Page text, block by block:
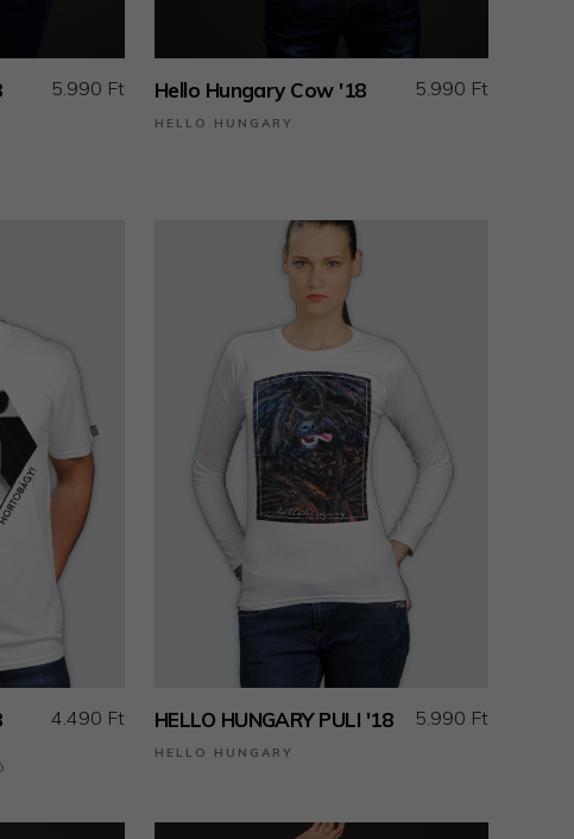
5.990 Ft Hello Hungary Cow '18
HELLO HUNGARY
5.990 Ft
4.490 Ft HELLO HUNGARY PULI '18
HELLO HUNGARY
5.990 Ft